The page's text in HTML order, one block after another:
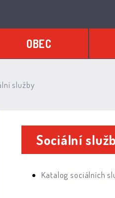
OBEC
služby
Sociální
Katalog sociálních